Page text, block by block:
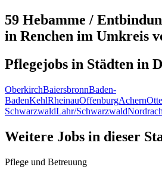
59 Hebamme /
in Renchen im Umkreis
Pflegejobs in Städten in
OberkirchBaiersbronnBaden-
BadenKehlRheinauOffenburgAchern
SchwarzwaldLahr/SchwarzwaldNordrach
Weitere Jobs in dieser
Pflege und Betreuung